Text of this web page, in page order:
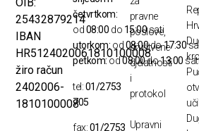
25432879214
IBAN
HR5124020061810100008
žiro račun
2402006-
1810100008
četvrtkom:
od08:00 do 15:00sati
utorkom: od08:00do17:30
petkom:od08:00do13:00 sati
tel:01/2753
705
fax:01/2753
pravne
poslove,
društvene
djelatnosti
i
protokol
Upravni